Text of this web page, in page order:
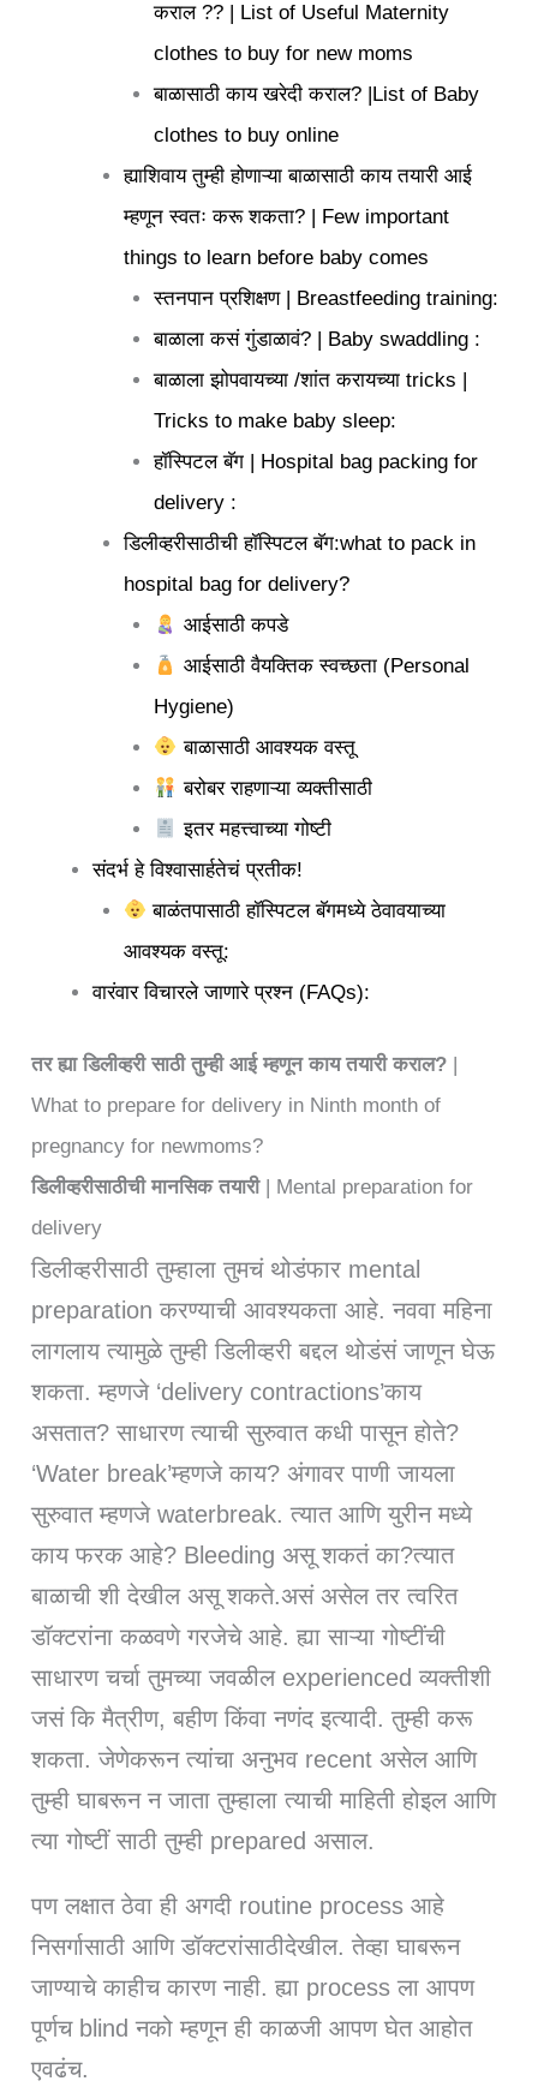
कराल ?? | List of Useful Maternity
clothes to buy for new moms
बाळासाठी काय खरेदी कराल? |List of Baby
clothes to buy online
ह्याशिवाय तुम्ही होणाऱ्या बाळासाठी काय तयारी आई
म्हणून स्वतः करू शकता? | Few important
things to learn before baby comes
स्तनपान प्रशिक्षण | Breastfeeding training:
बाळाला कसं गुंडाळावं? | Baby swaddling :
बाळाला झोपवायच्या /शांत करायच्या tricks |
Tricks to make baby sleep:
हॉस्पिटल बॅग | Hospital bag packing for
delivery :
डिलीव्हरीसाठीची हॉस्पिटल बॅग:what to pack in
hospital bag for delivery?
आईसाठी कपडे
आईसाठी वैयक्तिक स्वच्छता (Personal
Hygiene)
बाळासाठी आवश्यक वस्तू
बरोबर राहणाऱ्या व्यक्तीसाठी
इतर महत्त्वाच्या गोष्टी
संदर्भ हे विश्वासार्हतेचं प्रतीक!
बाळंतपासाठी हॉस्पिटल बॅगमध्ये ठेवावयाच्या
आवश्यक वस्तू:
वारंवार विचारले जाणारे प्रश्न (FAQs):
तर ह्या डिलीव्हरी साठी तुम्ही आई म्हणून काय तयारी कराल? |
What to prepare for delivery in Ninth month of
pregnancy for newmoms?
डिलीव्हरीसाठीची मानसिक तयारी| Mental preparation for
delivery
डिलीव्हरीसाठी तुम्हाला तुमचं थोडंफार mental
preparation करण्याची आवश्यकता आहे. नववा महिना
लागलाय त्यामुळे तुम्ही डिलीव्हरी बद्दल थोडंसं जाणून घेऊ
शकता. म्हणजे ‘delivery contractions’काय
असतात? साधारण त्याची सुरुवात कधी पासून होते?
‘Water break’म्हणजे काय? अंगावर पाणी जायला
सुरुवात म्हणजे waterbreak. त्यात आणि युरीन मध्ये
काय फरक आहे? Bleeding असू शकतं का?त्यात
बाळाची शी देखील असू शकते.असं असेल तर त्वरित
डॉक्टरांना कळवणे गरजेचे आहे. ह्या साऱ्या गोष्टींची
साधारण चर्चा तुमच्या जवळील experienced व्यक्तीशी
जसं कि मैत्रीण, बहीण किंवा नणंद इत्यादी. तुम्ही करू
शकता. जेणेकरून त्यांचा अनुभव recent असेल आणि
तुम्ही घाबरून न जाता तुम्हाला त्याची माहिती होइल आणि
त्या गोष्टीं साठी तुम्ही prepared असाल.
पण लक्षात ठेवा ही अगदी routine process आहे
निसर्गासाठी आणि डॉक्टरांसाठीदेखील. तेव्हा घाबरून
जाण्याचे काहीच कारण नाही. ह्या process ला आपण
पूर्णच blind नको म्हणून ही काळजी आपण घेत आहोत
एवढंच.